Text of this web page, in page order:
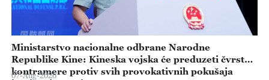
Ministarstvo nacionalne odbrane Narodne
Republike Kine: Kineska vojska će preduzeti čvrste
kontramere protiv svih provokativnih pokušaja
07-Aug-2026